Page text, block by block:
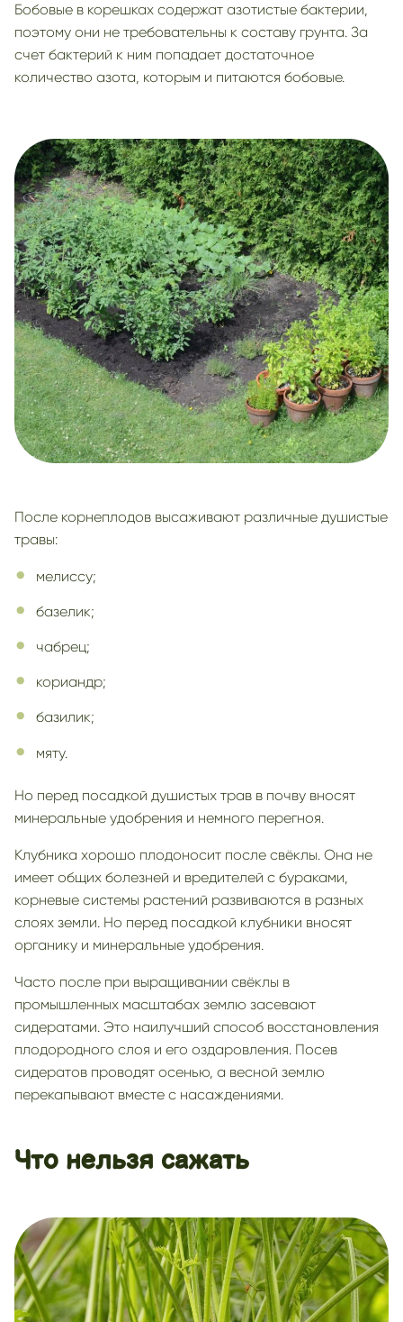
Бобовые в корешках содержат азотистые бактерии,
поэтому они не требовательны к составу грунта. За
счет бактерий к ним попадает достаточное
количество азота, которым и питаются бобовые.
После корнеплодов высаживают различные душистые
травы:
мелиссу;
базелик;
чабрец;
кориандр;
базилик;
мяту.
Но перед посадкой душистых трав в почву вносят
минеральные удобрения и немного перегноя.
Клубника хорошо плодоносит после свёклы. Она не
имеет общих болезней и вредителей с бураками,
корневые системы растений развиваются в разных
слоях земли. Но перед посадкой клубники вносят
органику и минеральные удобрения.
Часто после при выращивании свёклы в
промышленных масштабах землю засевают
сидератами. Это наилучший способ восстановления
плодородного слоя и его оздаровления. Посев
сидератов проводят осенью, а весной землю
перекапывают вместе с насаждениями.
Что нельзя сажать